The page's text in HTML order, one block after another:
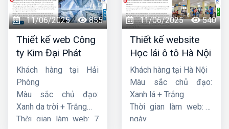
11/06/2025 855
Thiết kế web Công
ty Kim Đại Phát
Khách hàng tại Hải
Phòng
Màu sắc chủ đạo:
Xanh da trời + Trắng
Thời gian làm web: 7
11/06/2025 540
Thiết kế website
Học lái ô tô Hà Nội
Khách hàng tại Hà Nội
Màu sắc chủ đạo:
Xanh lá + Trắng
Thời gian làm web: 7
ngày